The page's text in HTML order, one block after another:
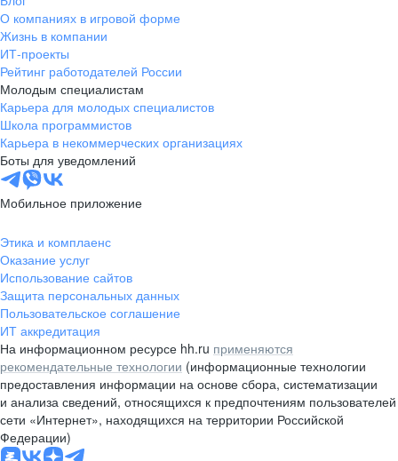
О компаниях в игровой форме
Жизнь в компании
ИТ-проекты
Рейтинг работодателей России
Молодым специалистам
Карьера для молодых специалистов
Школа программистов
Карьера в некоммерческих организациях
Боты для уведомлений
Мобильное приложение
Этика и комплаенс
Оказание услуг
Использование сайтов
Защита персональных данных
Пользовательское соглашение
ИТ аккредитация
На информационном ресурсе hh.ru применяются
рекомендательные технологии (информационные технологии
предоставления информации на основе сбора, систематизации
и анализа сведений, относящихся к предпочтениям пользователей
сети «Интернет», находящихся на территории Российской
Федерации)